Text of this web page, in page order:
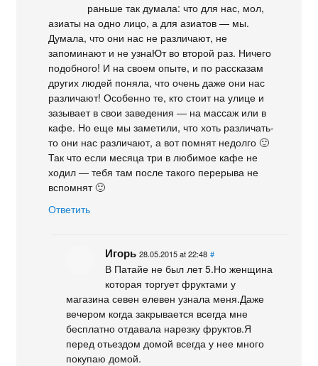
раньше так думала: что для нас, мол,
азиаты на одно лицо, а для азиатов — мы.
Думала, что они нас не различают, не
запоминают и не узнаЮт во второй раз. Ничего
подобного! И на своем опыте, и по рассказам
других людей поняла, что очень даже они нас
различают! Особенно те, кто стоит на улице и
зазывает в свои заведения — на массаж или в
кафе. Но еще мы заметили, что хоть различать-
то они нас различают, а вот помнят недолго 🙂
Так что если месяца три в любимое кафе не
ходил — тебя там после такого перерыва не
вспомнят 🙂
Ответить
Игорь 28.05.2015 at 22:48 #
В Патайе не был лет 5.Но женщина
которая торгует фруктами у
магазина севен елевен узнала меня.Даже
вечером когда закрывается всегда мне
бесплатно отдавала нарезку фруктов.Я
перед отьездом домой всегда у нее много
покупаю домой.